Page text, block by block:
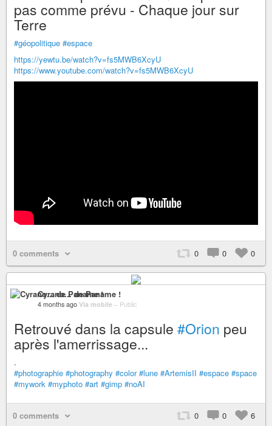
pas comme prévu - Chaque jour sur
Terre
#géopolitique #espace
https://yewtu.be/watch?v=fs5MWB6XcyU
https://www.youtube.com/watch?v=fs5MWB6XcyU
0 comments 0 0 0
Cyrano... de Paname !
4 months ago Via mobile – Public
Retrouvé dans la capsule #Orion peu
après l'amerrissage...
.
#photographie #photography #color #lune #ArtemisII #espace #space
#mywork #myphoto #art #gimp #noAI
0 comments 0 0 6